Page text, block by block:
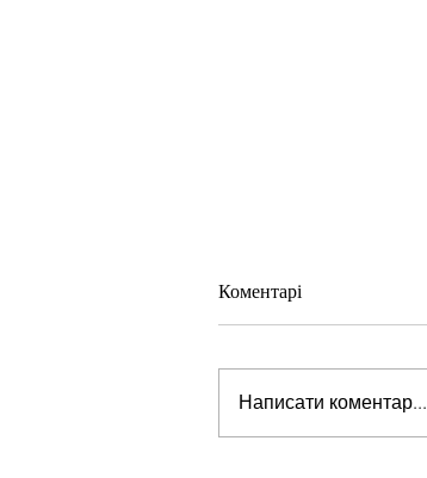
Коментарі
Написати коментар...